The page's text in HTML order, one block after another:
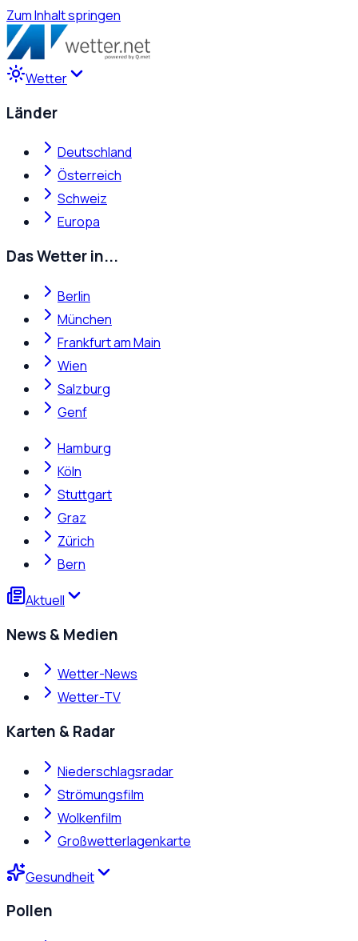
Zum Inhalt springen
Wetter
Länder
Deutschland
Österreich
Schweiz
Europa
Das Wetter in...
Berlin
München
Frankfurt am Main
Wien
Salzburg
Genf
Hamburg
Köln
Stuttgart
Graz
Zürich
Bern
Aktuell
News & Medien
Wetter-News
Wetter-TV
Karten & Radar
Niederschlagsradar
Strömungsfilm
Wolkenfilm
Großwetterlagenkarte
Gesundheit
Pollen